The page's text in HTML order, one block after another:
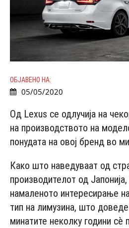
ОБЈАВЕНО НА:
05/05/2020
Од Lexus се одлучија на
на производството на
понудата на овој бренд во
Како што наведуваат од
производителот од
намаленото интересирање
тип на лимузина, што
минатите неколку години сè